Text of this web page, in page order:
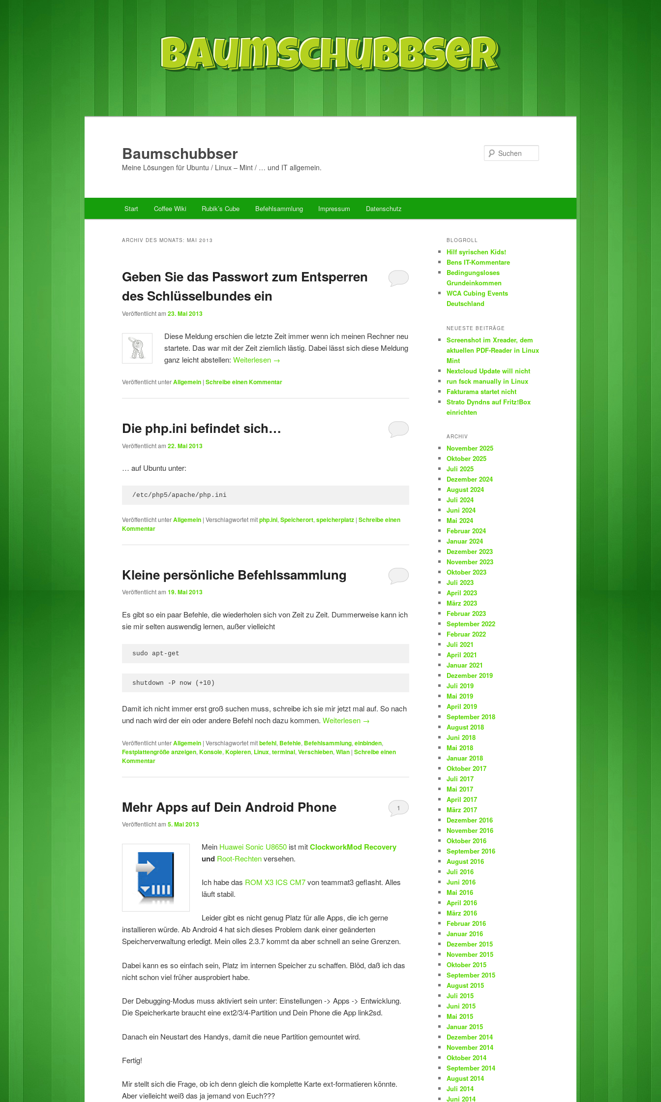
Baumschubbser
Meine Lösungen für Ubuntu / Linux – Mint / … und IT allgemein.
Zum
springen
Zum
springen
Start Coffee Wiki Rubik’s Cube Befehlsammlung Impressum Datenschutz
ARCHIV DES MONATS: MAI 2013
Geben Sie das Passwort zum Entsperren
des Schlüsselbundes ein
Veröffentlicht am 23. Mai 2013
Diese Meldung erschien die letzte Zeit immer wenn ich meinen Rechner neu
startete. Das war mit der Zeit ziemlich lästig. Dabei lässt sich diese Meldung
ganz leicht abstellen:Weiterlesen →
Veröffentlicht unterAllgemein | Schreibe einen Kommentar
Die php.ini befindet sich…
Veröffentlicht am 22. Mai 2013
… auf Ubuntu unter:
/etc/php5/apache/php.ini
Veröffentlicht unterAllgemein | Verschlagwortet mitphp.ini, Speicherort, speicherplatz | Schreibe einen
Kommentar
Kleine persönliche Befehlssammlung
Veröffentlicht am 19. Mai 2013
Es gibt so ein paar Befehle, die wiederholen sich von Zeit zu Zeit. Dummerweise kann ich
sie mir selten auswendig lernen, außer vielleicht
sudo apt-get
shutdown -P now (+10)
Damit ich nicht immer erst groß suchen muss, schreibe ich sie mir jetzt mal auf. So nach
und nach wird der ein oder andere Befehl noch dazu kommen. Weiterlesen →
Veröffentlicht unterAllgemein | Verschlagwortet mitbefehl, Befehle, Befehlsammlung, einbinden,
Festplattengröße anzeigen, Konsole, Kopieren, Linux, terminal, Verschieben, Wlan | Schreibe einen
Kommentar
Mehr Apps auf Dein Android Phone
Veröffentlicht am 5. Mai 2013
1
Mein Huawei Sonic U8650 ist mitClockworkMod Recovery
und Root-Rechtenversehen.
Ich habe das ROM X3 ICS CM7von teammat3 geflasht. Alles
läuft stabil.
Leider gibt es nicht genug Platz für alle Apps, die ich gerne
installieren würde. Ab Android 4 hat sich dieses Problem dank einer geänderten
Speicherverwaltung erledigt. Mein olles 2.3.7 kommt da aber schnell an seine Grenzen.
Dabei kann es so einfach sein, Platz im internen Speicher zu schaffen. Blöd, daß ich das
nicht schon viel früher ausprobiert habe.
Der Debugging-Modus muss aktiviert sein unter: Einstellungen -> Apps -> Entwicklung.
Die Speicherkarte braucht eine ext2/3/4-Partition und Dein Phone die App link2sd.
Danach ein Neustart des Handys, damit die neue Partition gemountet wird.
Fertig!
Mir stellt sich die Frage, ob ich denn gleich die komplette Karte ext-formatieren könnte.
Aber vielleicht weiß das ja jemand von Euch???
BLOGROLL
Hilf syrischen Kids!
Bens IT-Kommentare
Bedingungsloses
Grundeinkommen
WCA Cubing Events
Deutschland
NEUESTE BEITRÄGE
Screenshot im Xreader, dem
aktuellen PDF-Reader in Linux
Mint
Nextcloud Update will nicht
run fsck manually in Linux
Fakturama startet nicht
Strato Dyndns auf Fritz!Box
einrichten
ARCHIV
November 2025
Oktober 2025
Juli 2025
Dezember 2024
August 2024
Juli 2024
Juni 2024
Mai 2024
Februar 2024
Januar 2024
Dezember 2023
November 2023
Oktober 2023
Juli 2023
April 2023
März 2023
Februar 2023
September 2022
Februar 2022
Juli 2021
April 2021
Januar 2021
Dezember 2019
Juli 2019
Mai 2019
April 2019
September 2018
August 2018
Juni 2018
Mai 2018
Januar 2018
Oktober 2017
Juli 2017
Mai 2017
April 2017
März 2017
Dezember 2016
November 2016
Oktober 2016
September 2016
August 2016
Juli 2016
Juni 2016
Mai 2016
April 2016
März 2016
Februar 2016
Januar 2016
Dezember 2015
November 2015
Oktober 2015
September 2015
August 2015
Juli 2015
Juni 2015
Mai 2015
Januar 2015
Dezember 2014
November 2014
Oktober 2014
September 2014
August 2014
Juli 2014
Juni 2014